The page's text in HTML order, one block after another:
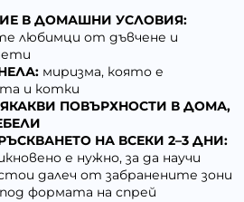
В ДОМАШНИ УСЛОВИЯ:
любимци от дъвчене и
миризма, която е
и котки
ПОВЪРХНОСТИ В ДОМА,
НА ВСЕКИ 2–3 ДНИ:
е нужно, за да научи
далеч от забранените зони
под формата на спрей